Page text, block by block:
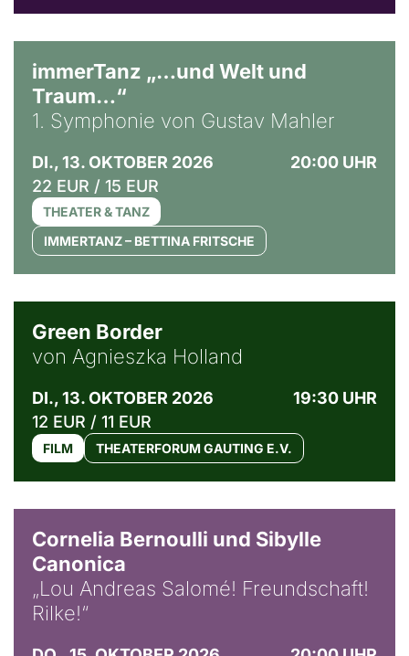
immerTanz „…und Welt und
Traum…“
1. Symphonie von Gustav Mahler
DI., 13. OKTOBER 2026
20:00 UHR
22 EUR / 15 EUR
THEATER & TANZ
IMMERTANZ – BETTINA FRITSCHE
Green Border
von Agnieszka Holland
DI., 13. OKTOBER 2026
19:30 UHR
12 EUR / 11 EUR
FILM THEATERFORUM GAUTING E.V.
Cornelia Bernoulli und Sibylle
Canonica
„Lou Andreas Salomé! Freundschaft!
Rilke!“